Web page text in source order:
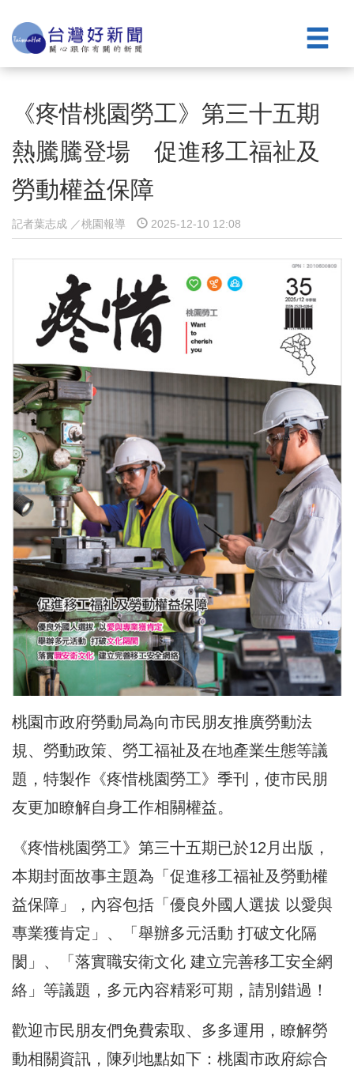
《疼惜桃園勞工》第三十五期
熱騰騰登場 促進移工福祉及
勞動權益保障
記者葉志成 ／桃園報導 2025-12-10 12:08
桃園市政府勞動局為向市民朋友推廣勞動法
規、勞動政策、勞工福祉及在地產業生態等議
題，特製作《疼惜桃園勞工》季刊，使市民朋
友更加瞭解自身工作相關權益。
《疼惜桃園勞工》第三十五期已於12月出版，
本期封面故事主題為「促進移工福祉及勞動權
益保障」，內容包括「優良外國人選拔 以愛與
專業獲肯定」、「舉辦多元活動 打破文化隔
閡」、「落實職安衛文化 建立完善移工安全網
絡」等議題，多元內容精彩可期，請別錯過！
歡迎市民朋友們免費索取、多多運用，瞭解勞
動相關資訊，陳列地點如下：桃園市政府綜合